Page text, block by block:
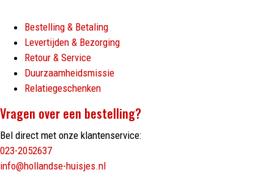
Bestelling & Betaling
Levertijden & Bezorging
Retour & Service
Duurzaamheidsmissie
Relatiegeschenken
Vragen over een bestelling?
Bel direct met onze klantenservice:
023-2052637
info@hollandse-huisjes.nl